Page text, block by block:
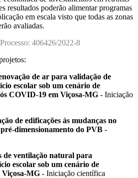
resultados poderão alimentar programas
em escala visto que todas as zonas
avaliadas.
406426/2022-8
de ar para validação de
escolar sob um cenário de
COVID-19 em Viçosa-MG - Iniciação
de edificações às mudanças no
dimensionamento do PVB -
de ventilação natural para
escolar sob um cenário de
Viçosa-MG - Iniciação científica